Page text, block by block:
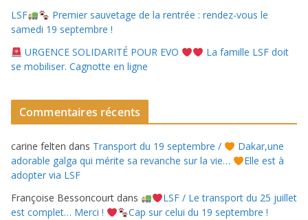
LSF
Premier sauvetage de la rentrée : rendez-vous le
samedi 19 septembre !
URGENCE SOLIDARITÉ POUR EVO
La famille LSF doit
se mobiliser. Cagnotte en ligne
Commentaires récents
carine felten dans Transport du 19 septembre /
Dakar,une
adorable galga qui mérite sa revanche sur la vie…
Elle est à
adopter via LSF
Françoise Bessoncourt dans
LSF / Le transport du 25 juillet
est complet… Merci !
Cap sur celui du 19 septembre !